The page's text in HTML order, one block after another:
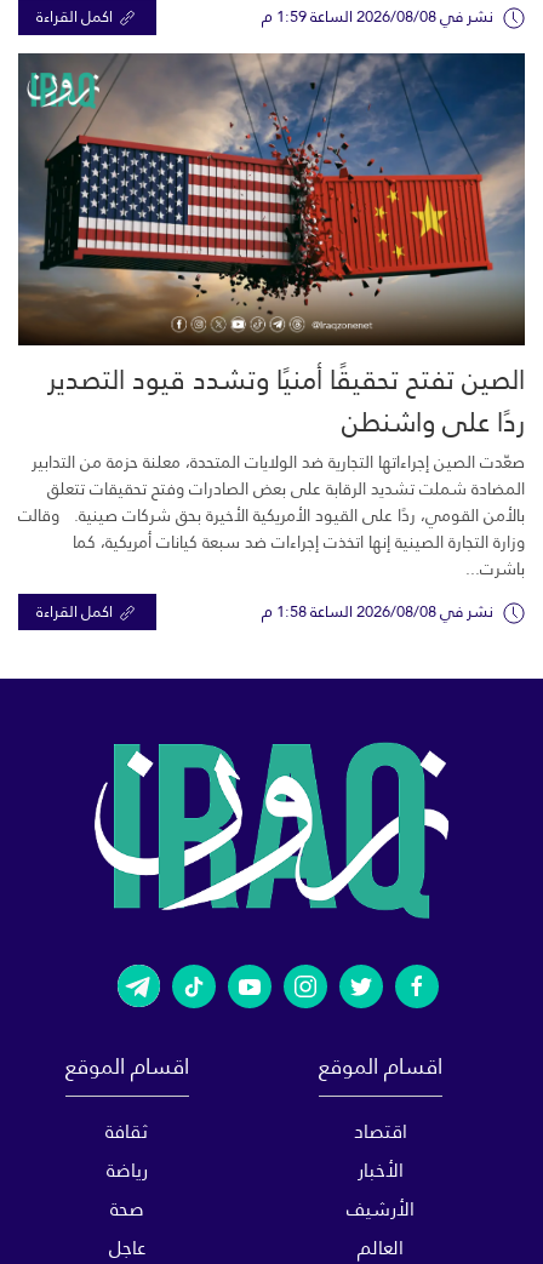
نشر في 2026/08/08 الساعة 1:59 م اكمل القراءة
الصين تفتح تحقيقًا أمنيًا وتشدد قيود التصدير
ردًا على واشنطن
صعّدت الصين إجراءاتها التجارية ضد الولايات المتحدة، معلنة حزمة من التدابير
المضادة شملت تشديد الرقابة على بعض الصادرات وفتح تحقيقات تتعلق
بالأمن القومي، ردًا على القيود الأمريكية الأخيرة بحق شركات صينية. وقالت
وزارة التجارة الصينية إنها اتخذت إجراءات ضد سبعة كيانات أمريكية، كما
باشرت...
نشر في 2026/08/08 الساعة 1:58 م اكمل القراءة
اقسام الموقع
اقتصاد
الأخبار
الأرشيف
العالم
اقسام الموقع
ثقافة
رياضة
صحة
عاجل